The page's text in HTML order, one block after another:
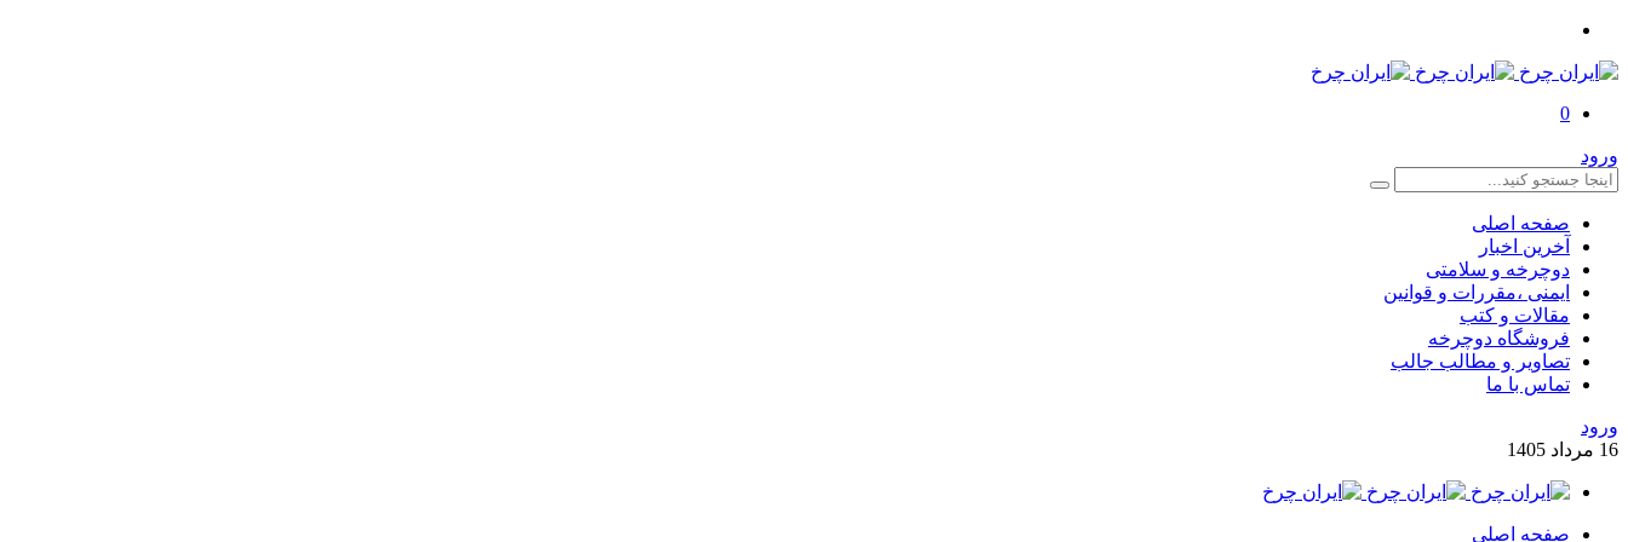
0
ورود
صفحه اصلی
آخرین اخبار
دوچرخه و سلامتی
ایمنی ،مقررات و قوانین
مقالات و کتب
فروشگاه دوچرخه
تصاویر و مطالب جالب
تماس با ما
ورود
16 مرداد 1405
صفحه اصلی